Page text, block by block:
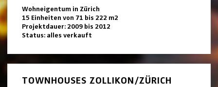
Wohneigentum in Zürich
15 Einheiten von 71 bis 222 m2
Projektdauer: 2009 bis 2012
Status: alles verkauft
TOWNHOUSES ZOLLIKON/ZÜRICH